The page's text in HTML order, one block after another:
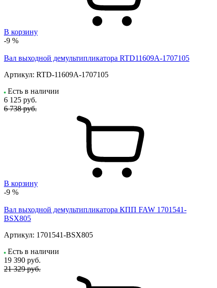
В корзину
-9 %
Вал выходной демультипликатора RTD11609A-1707105
Артикул: RTD-11609A-1707105
Есть в наличии
6 125 руб.
6 738 руб.
В корзину
-9 %
Вал выходной демультипликатора КПП FAW 1701541-
BSX805
Артикул: 1701541-BSX805
Есть в наличии
19 390 руб.
21 329 руб.